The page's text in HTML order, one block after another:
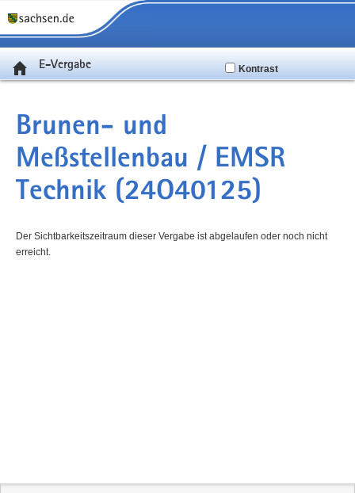
E-Vergabe Kontrast
Brunen- und
Meßstellenbau / EMSR
Technik (24O40125)
Der Sichtbarkeitszeitraum dieser Vergabe ist abgelaufen oder noch nicht
erreicht.